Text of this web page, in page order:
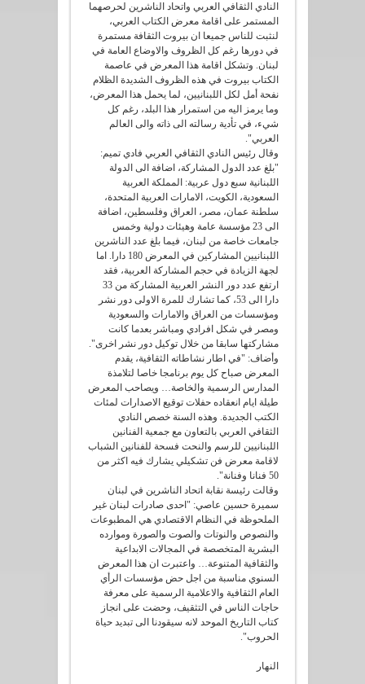
النادي الثقافي العربي واتحاد الناشرين لحرصهما
المستمر على اقامة معرض الكتاب العربي،
لنثبت للناس جميعا ان بيروت الثقافة مستمرة
في دورها رغم كل الظروف والاوضاع العامة في
لبنان. وتشكل اقامة هذا المعرض في عاصمة
الكتاب بيروت في هذه الظروف الشديدة الظلام
نفحة أمل لكل اللبنانيين، لما يحمل هذا المعرض،
وما يرمز اليه من استمرار هذا البلد، رغم كل
شيء، في تأدية رسالته الى ذاته والى العالم
العربي".
وقال رئيس النادي الثقافي العربي فادي تميم:
"بلغ عدد الدول المشاركة، اضافة الى الدولة
اللبنانية سبع دول عربية: المملكة العربية
السعودية، الكويت، الامارات العربية المتحدة،
سلطنة عمان، مصر، العراق وفلسطين، اضافة
الى 23 مؤسسة عامة وهيئات دولية وخمس
جامعات خاصة من لبنان، فيما بلغ عدد الناشرين
اللبنانيين المشاركين في المعرض 180 دارا. اما
لجهة الزيادة في حجم المشاركة العربية، فقد
ارتفع عدد دور النشر العربية المشاركة من 33
دارا الى 53، كما تشارك للمرة الاولى دور نشر
ومؤسسات من العراق والامارات والسعودية
ومصر في شكل افرادي ومباشر بعدما كانت
مشاركتها سابقا من خلال توكيل دور نشر اخرى".
وأضاف: "في اطار نشاطاته الثقافية، يقدم
المعرض صباح كل يوم برنامجا خاصا لتلامذة
المدارس الرسمية والخاصة… ويصاحب المعرض
طيلة ايام انعقاده حفلات توقيع الاصدارات لمئات
الكتب الجديدة. وهذه السنة خصص النادي
الثقافي العربي بالتعاون مع جمعية الفنانين
اللبنانيين للرسم والنحت فسحة للفنانين الشباب
لاقامة معرض فن تشكيلي يشارك فيه اكثر من
50 فنانا وفنانة".
وقالت رئيسة نقابة اتحاد الناشرين في لبنان
سميرة حسين عاصي: "احدى صادرات لبنان غير
الملحوظة في النظام الاقتصادي هي المطبوعات
والنصوص والنوتات والصوت والصورة وموارده
البشرية المتخصصة في المجالات الابداعية
والثقافية المتنوعة… واعتبرت ان هذا المعرض
السنوي مناسبة من اجل حض مؤسسات الرأي
العام الثقافية والاعلامية الرسمية على معرفة
حاجات الناس في التثقيف، وحضت على انجاز
كتاب التاريخ الموحد لانه سيقودنا الى تبديد حياة
الحروب".
النهار